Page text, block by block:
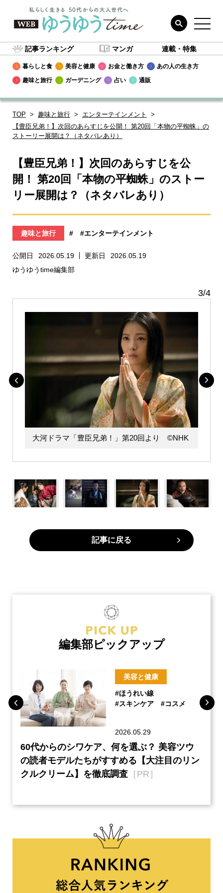
記事ランキング マンガ 連載・特集
暮らしと食 美容と健康 お金と働き方
あの人の生き方
趣味と旅行
ガーデニング 占い 通販
TOP 趣味と旅行
エンターテインメント
【豊臣兄弟！】次回のあらすじを公開！ 第20回「本物の平蜘蛛」の
ストーリー展開は？（ネタバレあり）
【豊臣兄弟！】次回のあらすじを公
開！ 第20回「本物の平蜘蛛」のストー
リー展開は？（ネタバレあり）
趣味と旅行 # #エンターテインメント
公開日 2026.05.19 更新日
2026.05.19
ゆうゆうtime編集部
3/4
大河ドラマ「豊臣兄弟！」第20回より ©️NHK
記事に戻る
編集部ピックアップ
美容と健康
#ほうれい線
#スキンケア
#コスメ
2026.05.29
60代からのシワケア、何を選ぶ？ 美容ツウ
の読者モデルたちがすすめる【大注目のリン
クルクリーム】を徹底調査 ［PR］